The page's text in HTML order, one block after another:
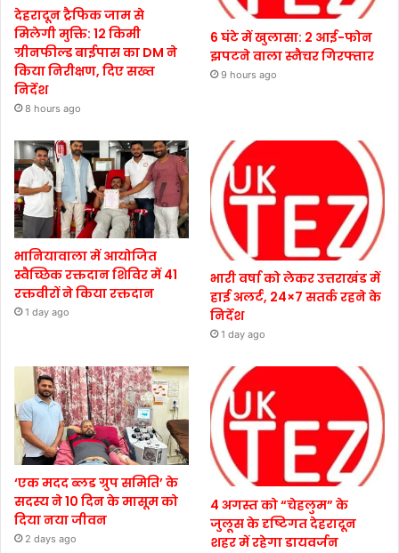
देहरादून ट्रैफिक जाम से
मिलेगी मुक्ति: 12 किमी
ग्रीनफील्ड बाईपास का DM ने
किया निरीक्षण, दिए सख्त
निर्देश
8 hours ago
6 घंटे में खुलासा: 2 आई-फोन
झपटने वाला स्नैचर गिरफ्तार
9 hours ago
भानियावाला में आयोजित
स्वैच्छिक रक्तदान शिविर में 41
रक्तवीरों ने किया रक्तदान
1 day ago
भारी वर्षा को लेकर उत्तराखंड में
हाई अलर्ट, 24×7 सतर्क रहने के
निर्देश
1 day ago
‘एक मदद ब्लड ग्रुप समिति’ के
सदस्य ने 10 दिन के मासूम को
दिया नया जीवन
2 days ago
4 अगस्त को “चेहलुम” के
जुलूस के दृष्टिगत देहरादून
शहर में रहेगा डायवर्जन